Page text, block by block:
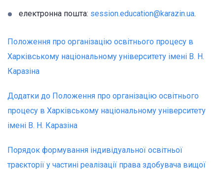
електронна пошта: session.education@karazin.ua.
Положення про організацію освітнього процесу в
Харківському національному університету імені В. Н.
Каразіна
Додатки до Положення про організацію освітнього
процесу в Харківському національному університету
імені В. Н. Каразіна
Порядок формування індивідуальної освітньої
траєкторії у частині реалізації права здобувача вищої